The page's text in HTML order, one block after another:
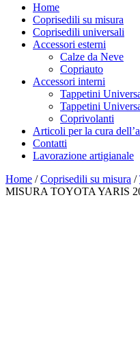
Home
Coprisedili su misura
Coprisedili universali
Accessori esterni
Calze da Neve
Copriauto
Accessori interni
Tappetini
Tappetini
Coprivolanti
Articoli per la cura
Contatti
Lavorazione artigianale
Home /Coprisedili su misura /
MISURA TOYOTA YARIS